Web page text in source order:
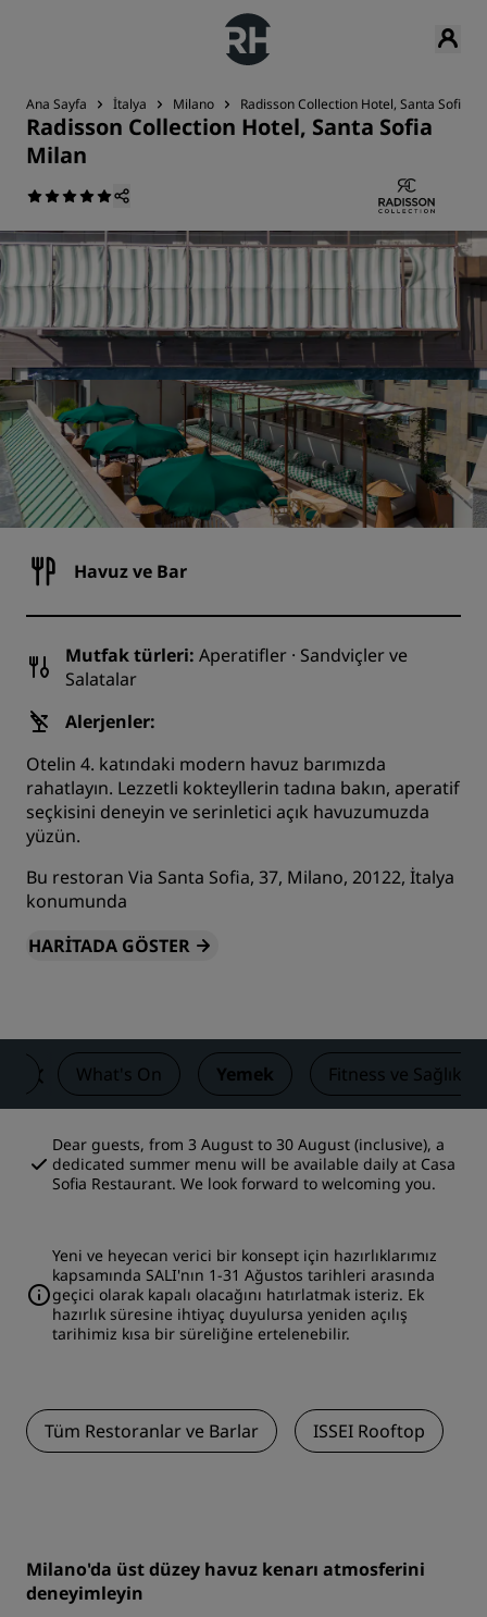
Ana Sayfa İtalya Milano Radisson Collection Hotel, Santa Sofia
Radisson Collection Hotel, Santa Sofia
Milan
Havuz ve Bar
Mutfak türleri: Aperatifler · Sandviçler ve
Salatalar
Alerjenler:
Otelin 4. katındaki modern havuz barımızda
rahatlayın. Lezzetli kokteyllerin tadına bakın, aperatif
seçkisini deneyin ve serinletici açık havuzumuzda
yüzün.
Bu restoran Via Santa Sofia, 37, Milano, 20122, İtalya
konumunda
HARITADA GÖSTER
What's On Yemek Fitness ve Sağlıklı
Dear guests, from 3 August to 30 August (inclusive), a
dedicated summer menu will be available daily at Casa
Sofia Restaurant. We look forward to welcoming you.
Yeni ve heyecan verici bir konsept için hazırlıklarımız
kapsamında SALI'nın 1-31 Ağustos tarihleri arasında
geçici olarak kapalı olacağını hatırlatmak isteriz. Ek
hazırlık süresine ihtiyaç duyulursa yeniden açılış
tarihimiz kısa bir süreliğine ertelenebilir.
Tüm Restoranlar ve Barlar ISSEI Rooftop
Milano'da üst düzey havuz kenarı atmosferini
deneyimleyin